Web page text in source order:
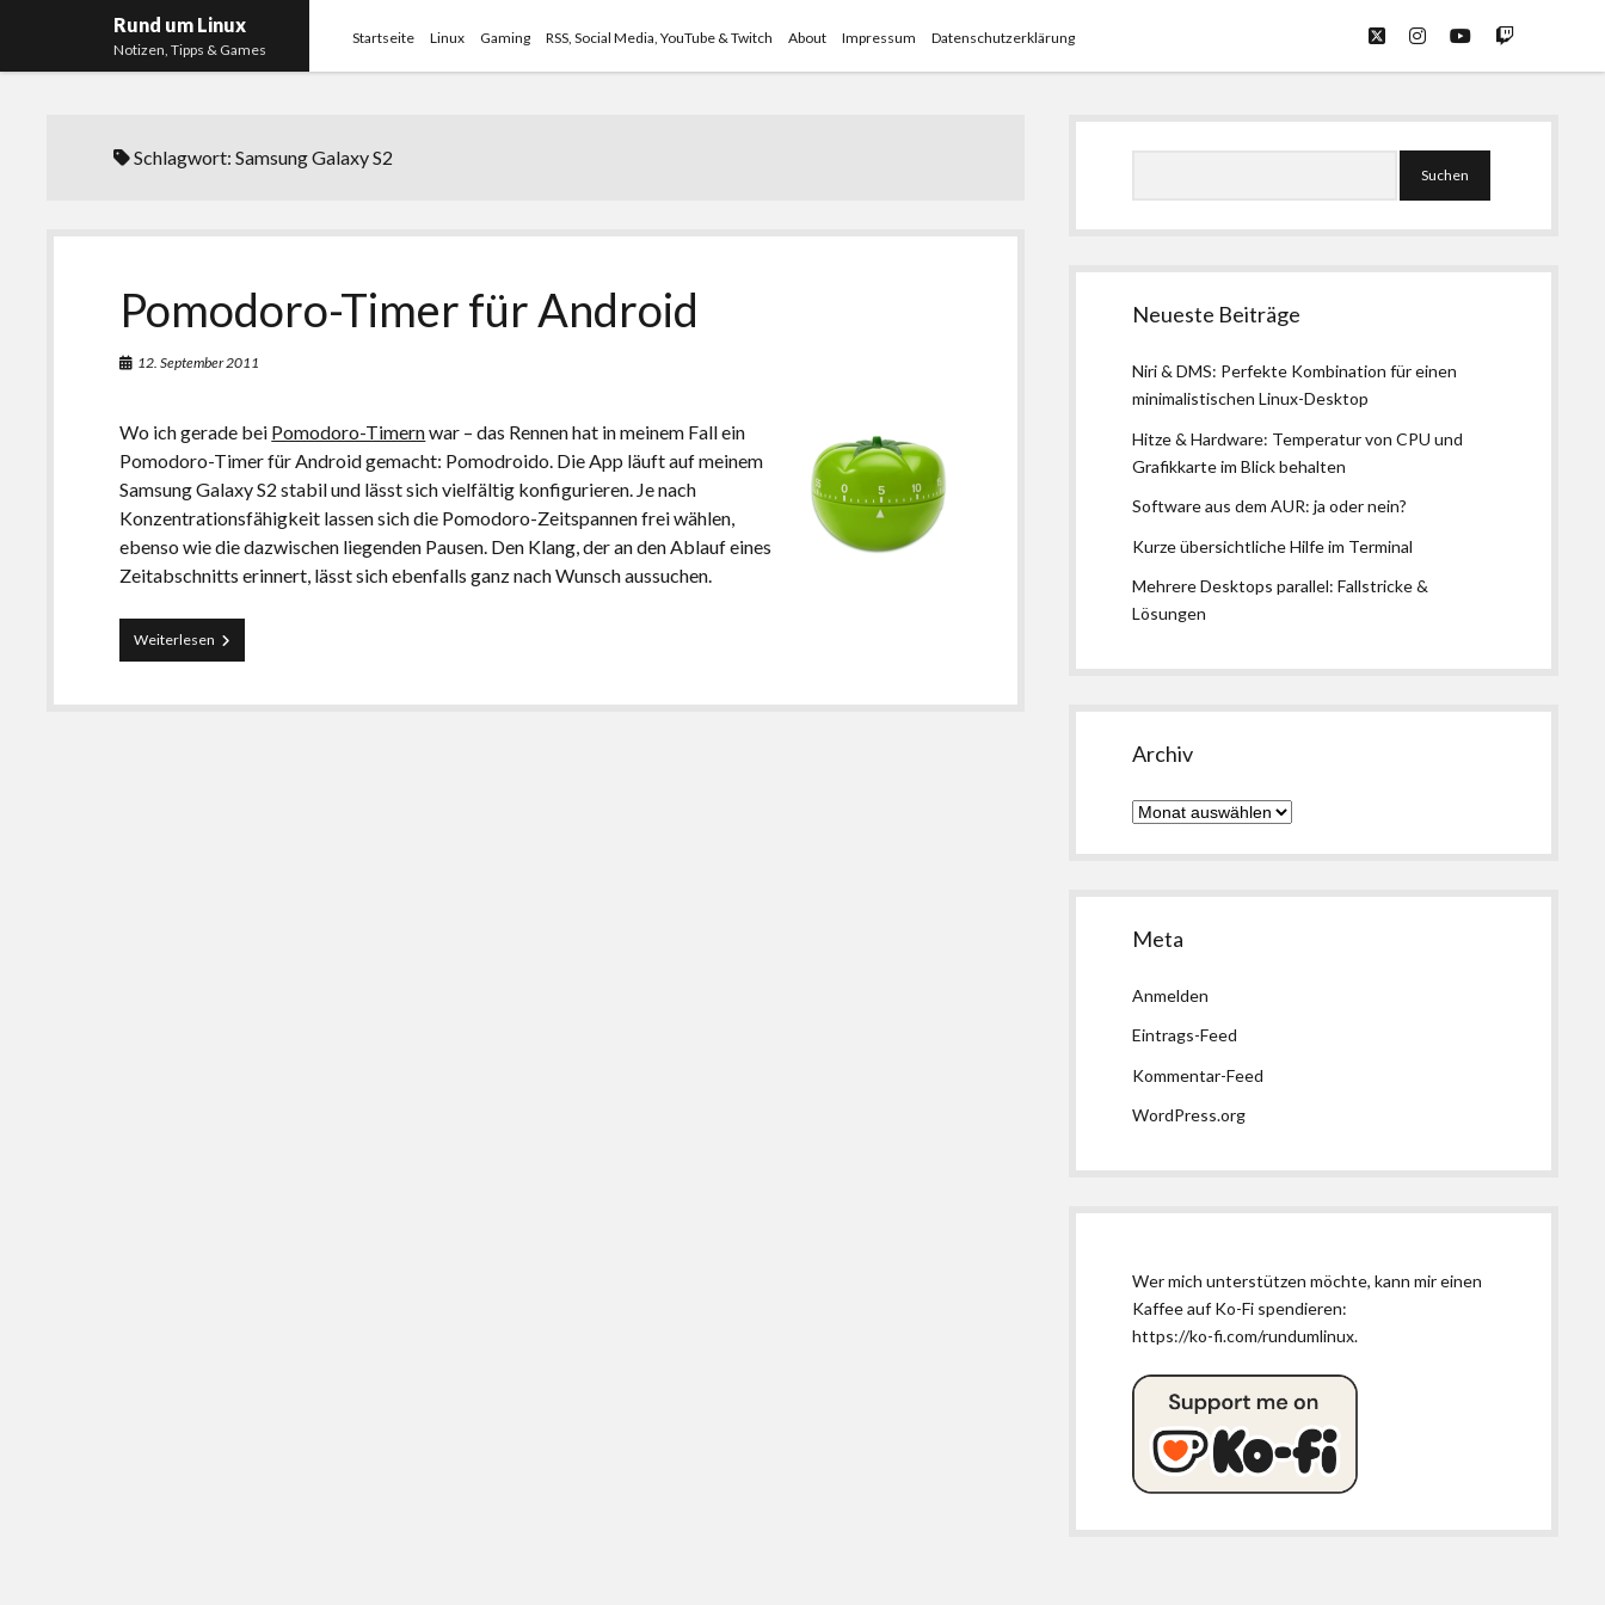
Rund um Linux
Notizen, Tipps & Games
Startseite Linux Gaming RSS, Social Media, YouTube & Twitch About Impressum Datenschutzerklärung twitterinstagram
youtubetwitch
Schlagwort:Samsung Galaxy S2
Pomodoro-Timer für Android
12. September 2011
Wo ich gerade bei Pomodoro-Timernwar – das Rennen hat in meinem Fall ein
Pomodoro-Timer für Android gemacht: Pomodroido. Die App läuft auf meinem
Samsung Galaxy S2 stabil und lässt sich vielfältig konfigurieren. Je nach
Konzentrationsfähigkeit lassen sich die Pomodoro-Zeitspannen frei wählen,
ebenso wie die dazwischen liegenden Pausen. Den Klang, der an den Ablauf eines
Zeitabschnitts erinnert, lässt sich ebenfalls ganz nach Wunsch aussuchen.
Weiterlesen Pomodoro-
Timer
Android
Seitenleiste
Neueste Beiträge
Niri & DMS: Perfekte Kombination für einen
minimalistischen Linux-Desktop
Hitze & Hardware: Temperatur von CPU und
Grafikkarte im Blick behalten
Software aus dem AUR: ja oder nein?
Kurze übersichtliche Hilfe im Terminal
Mehrere Desktops parallel: Fallstricke &
Lösungen
Archiv
Archiv
Meta
Anmelden
Eintrags-Feed
Kommentar-Feed
WordPress.org
Wer mich unterstützen möchte, kann mir einen
Kaffee auf Ko-Fi spendieren:
https://ko-fi.com/rundumlinux.